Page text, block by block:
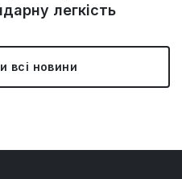
легкість
всі новини